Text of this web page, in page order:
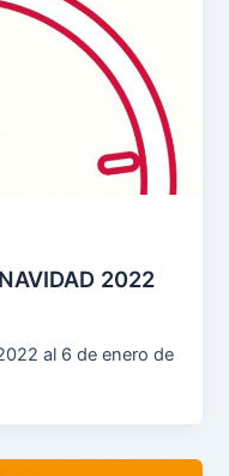
2022
al 6 de enero de